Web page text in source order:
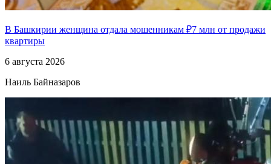
В Башкирии женщина отдала мошенникам ₽7 млн от продажи
квартиры
6 августа 2026
Наиль Байназаров